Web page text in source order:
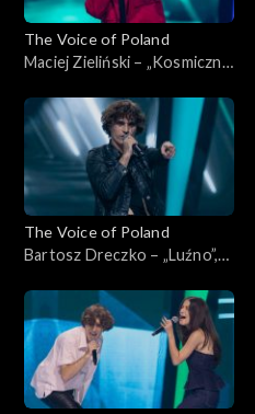
The Voice of Poland
Maciej Zieliński – „Kosmiczne
Poland”, Nokaut, 1 listopada
2025
The Voice of Poland
Bartosz Dreczko – „Luźno”,
Nokaut, 1 listopada 2025